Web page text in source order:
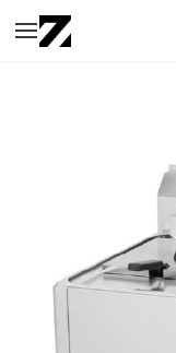
Saltar al
contenido